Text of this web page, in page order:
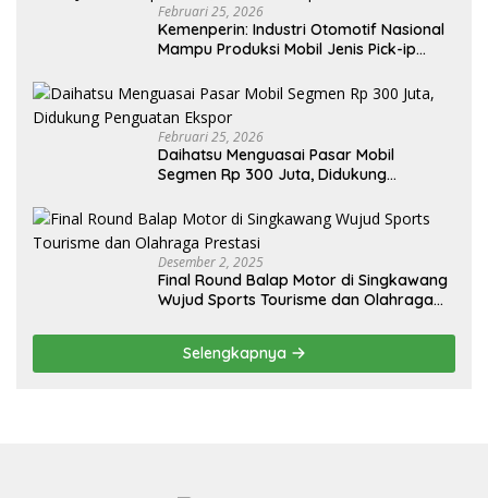
Februari 25, 2026
Kemenperin: Industri Otomotif Nasional
Mampu Produksi Mobil Jenis Pick-ip
Februari 25, 2026
Daihatsu Menguasai Pasar Mobil
Segmen Rp 300 Juta, Didukung
Desember 2, 2025
Final Round Balap Motor di Singkawang
Wujud Sports Tourisme dan Olahraga
Selengkapnya